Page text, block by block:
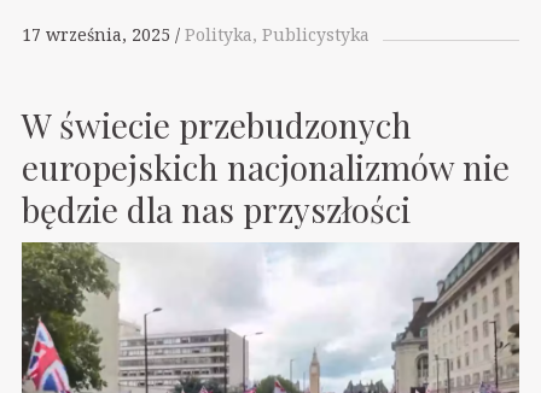
17 września, 2025 Polityka Publicystyka
W świecie przebudzonych
europejskich nacjonalizmów nie
będzie dla nas przyszłości